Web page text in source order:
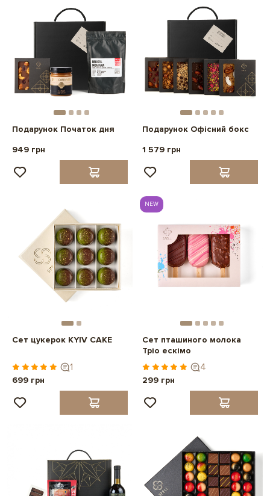
Подарунок Початок дня
949 грн
Подарунок Офісний бокс
1 579 грн
Сет цукерок KYIV CAKE
1
699 грн
NEW
Сет пташиного молока
Тріо ескімо
4
299 грн